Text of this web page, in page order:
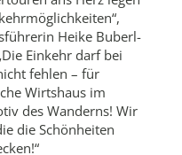
Heike Buberl-
Einkehr darf bei
fehlen – für
Wirtshaus im
des Wanderns! Wir
die Schönheiten